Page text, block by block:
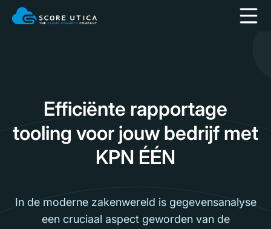
Efficiënte rapportage
tooling voor jouw bedrijf met
KPN ÉÉN
In de moderne zakenwereld is gegevensanalyse
een cruciaal aspect geworden van de